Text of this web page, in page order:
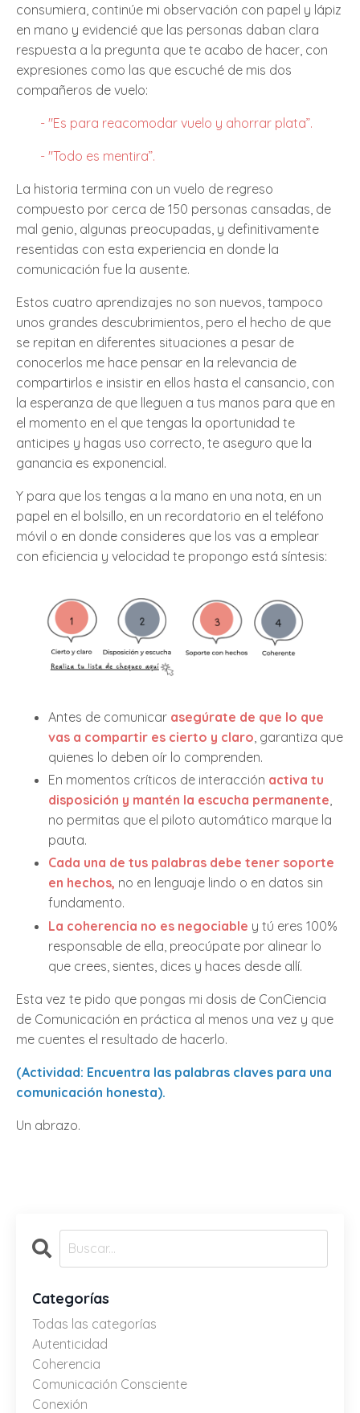
consumiera, continúe mi observación con papel y lápiz
en mano y evidencié que las personas daban clara
respuesta a la pregunta que te acabo de hacer, con
expresiones como las que escuché de mis dos
compañeros de vuelo:
- "Es para reacomodar vuelo y ahorrar plata”.
- "Todo es mentira”.
La historia termina con un vuelo de regreso
compuesto por cerca de 150 personas cansadas, de
mal genio, algunas preocupadas, y definitivamente
resentidas con esta experiencia en donde la
comunicación fue la ausente.
Estos cuatro aprendizajes no son nuevos, tampoco
unos grandes descubrimientos, pero el hecho de que
se repitan en diferentes situaciones a pesar de
conocerlos me hace pensar en la relevancia de
compartirlos e insistir en ellos hasta el cansancio, con
la esperanza de que lleguen a tus manos para que en
el momento en el que tengas la oportunidad te
anticipes y hagas uso correcto, te aseguro que la
ganancia es exponencial.
Y para que los tengas a la mano en una nota, en un
papel en el bolsillo, en un recordatorio en el teléfono
móvil o en donde consideres que los vas a emplear
con eficiencia y velocidad te propongo está síntesis:
Antes de comunicar asegúrate de que lo que
vas a compartir es cierto y claro , garantiza que
quienes lo deben oír lo comprenden.
En momentos críticos de interacción activa tu
disposición y mantén la escucha permanente,
no permitas que el piloto automático marque la
pauta.
Cada una de tus palabras debe tener soporte
en hechos, no en lenguaje lindo o en datos sin
fundamento.
La coherencia no es negociable y tú eres 100%
responsable de ella, preocúpate por alinear lo
que crees, sientes, dices y haces desde allí.
Esta vez te pido que pongas mi dosis de ConCiencia
de Comunicación en práctica al menos una vez y que
me cuentes el resultado de hacerlo.
(Actividad: Encuentra las palabras claves para una
comunicación honesta).
Un abrazo.
Categorías
Todas las categorías
Autenticidad
Coherencia
Comunicación Consciente
Conexión